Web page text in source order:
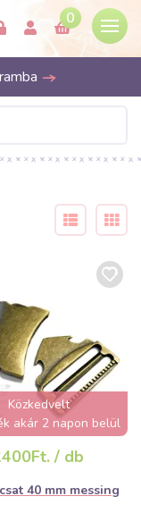
0
Közkedvelt
akár 2 napon belül
elfogyhat!
/ db
40 mm messing